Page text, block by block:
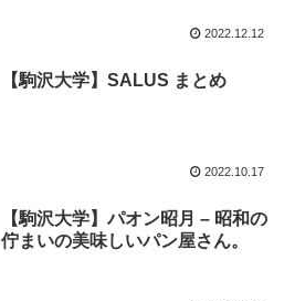
2022.12.12
【駒沢大学】SALUS まとめ
2022.10.17
【駒沢大学】パオン昭月 – 昭和の
佇まいの美味しいパン屋さん。